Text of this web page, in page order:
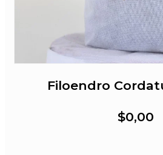
Filoendro
$0,00